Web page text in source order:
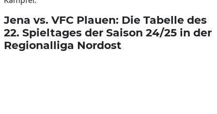
Jena vs. VFC Plauen: Die Tabelle des
22. Spieltages der Saison 24/25 in der
Regionalliga Nordost